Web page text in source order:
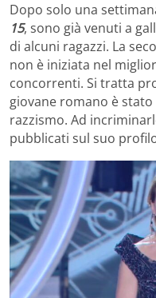
Dopo solo una
15, sono già venuti a
di alcuni ragazzi. La
non è iniziata nel
concorrenti. Si tratta
giovane romano è
razzismo. Ad
pubblicati sul suo